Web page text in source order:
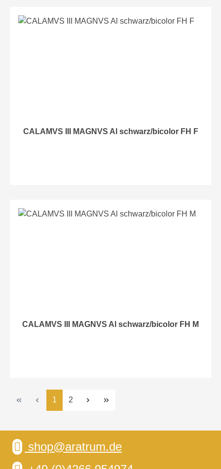
CALAMVS III MAGNVS Al schwarz/bicolor FH F
CALAMVS III MAGNVS Al schwarz/bicolor FH M
Seite
1 Seite
2
shop@aratrum.de